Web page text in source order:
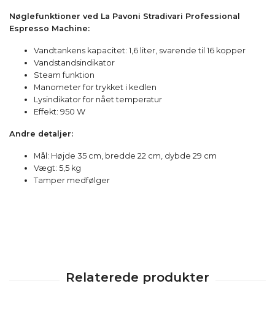
Nøglefunktioner ved La Pavoni Stradivari Professional
Espresso Machine:
Vandtankens kapacitet: 1,6 liter, svarende til 16 kopper
Vandstandsindikator
Steam funktion
Manometer for trykket i kedlen
Lysindikator for nået temperatur
Effekt: 950 W
Andre detaljer:
Mål: Højde 35 cm, bredde 22 cm, dybde 29 cm
Vægt: 5,5 kg
Tamper medfølger